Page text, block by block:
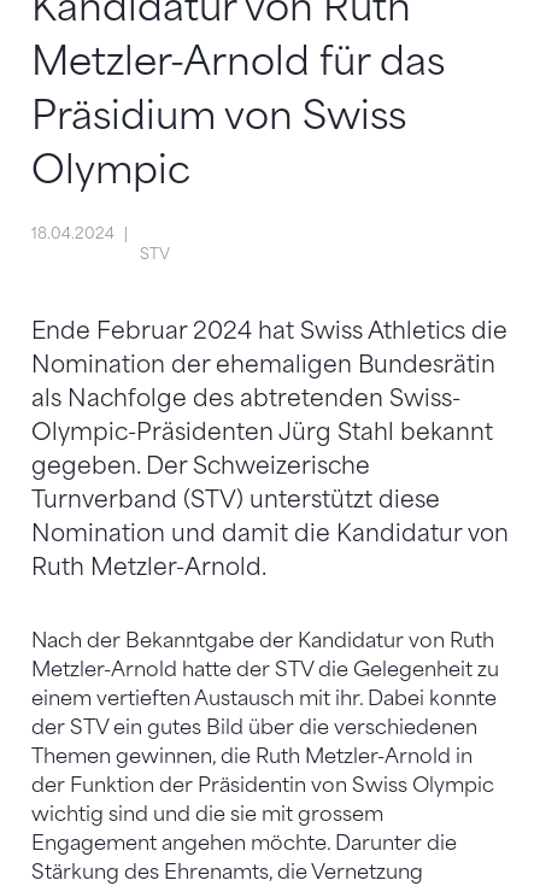
Metzler-Arnold für das
Präsidium von Swiss
Olympic
18.04.2024
STV
Ende Februar 2024 hat Swiss Athletics die
Nomination der ehemaligen Bundesrätin
als Nachfolge des abtretenden Swiss-
Olympic-Präsidenten Jürg Stahl bekannt
gegeben. Der Schweizerische
Turnverband (STV) unterstützt diese
Nomination und damit die Kandidatur von
Ruth Metzler-Arnold.
Nach der Bekanntgabe der Kandidatur von Ruth
Metzler-Arnold hatte der STV die Gelegenheit zu
einem vertieften Austausch mit ihr. Dabei konnte
der STV ein gutes Bild über die verschiedenen
Themen gewinnen, die Ruth Metzler-Arnold in
der Funktion der Präsidentin von Swiss Olympic
wichtig sind und die sie mit grossem
Engagement angehen möchte. Darunter die
Stärkung des Ehrenamts, die Vernetzung